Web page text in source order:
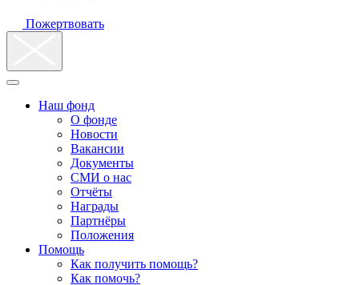
Пожертвовать
Наш фонд
О фонде
Новости
Вакансии
Документы
СМИ о нас
Отчёты
Награды
Партнёры
Положения
Помощь
Как получить помощь?
Как помочь?